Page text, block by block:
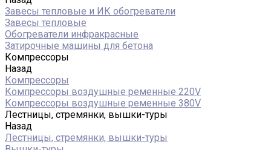
Завесы тепловые и ИК обогреватели
Завесы тепловые
Обогреватели инфракрасные
Затирочные машины для бетона
Компрессоры
Назад
Компрессоры
Компрессоры воздушные ременные 220V
Компрессоры воздушные ременные 380V
Лестницы, стремянки, вышки-туры
Назад
Лестницы, стремянки, вышки-туры